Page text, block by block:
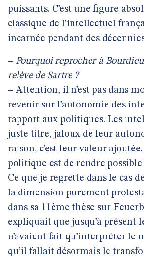
puissants. C’est une figure
classique de l’intellectuel
incarnée pendant des
– Pourquoi reprocher à
relève de Sartre ?
– Attention, il n’est pas dans
revenir sur l’autonomie des
rapport aux politiques. Les
juste titre, jaloux de leur
raison, c’est leur valeur
politique est de rendre
Ce que je regrette dans le cas
la dimension purement
dans sa 11ème thèse sur
expliquait que jusqu’à présent
n’avaient fait qu’interpréter le
qu’il fallait désormais le